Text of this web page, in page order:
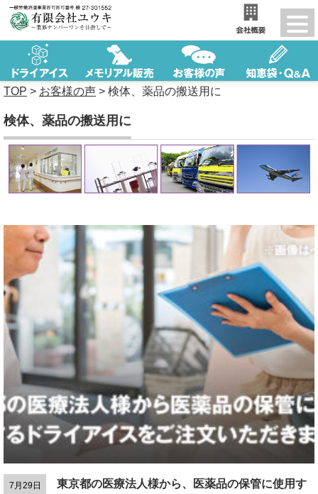
TOP > お客様の声 > 検体、薬品の搬送用に
検体、薬品の搬送用に
7月29日
東京都の医療法人様から、医薬品の保管に使用す